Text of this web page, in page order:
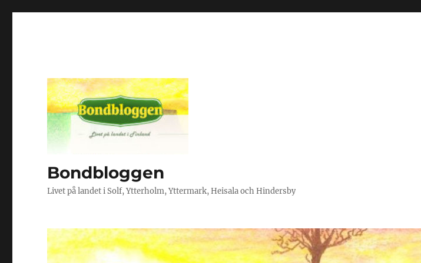
Bondbloggen
Livet på landet i Solf, Ytterholm, Yttermark, Heisala och Hindersby